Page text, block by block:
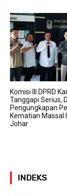
Komisi III DPRD
Tanggapi Serius,
Pengungkapan
Kematian Massal
Johar
INDEKS